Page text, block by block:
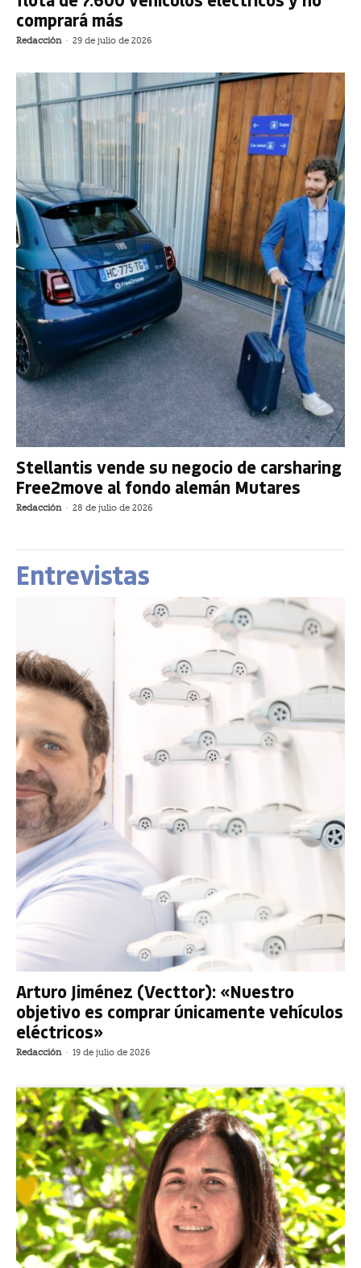
comprará más
Redacción - 29 de julio de 2026
Stellantis vende su negocio de carsharing
Free2move al fondo alemán Mutares
Redacción - 28 de julio de 2026
Entrevistas
Arturo Jiménez (Vecttor): «Nuestro
objetivo es comprar únicamente vehículos
eléctricos»
Redacción - 19 de julio de 2026